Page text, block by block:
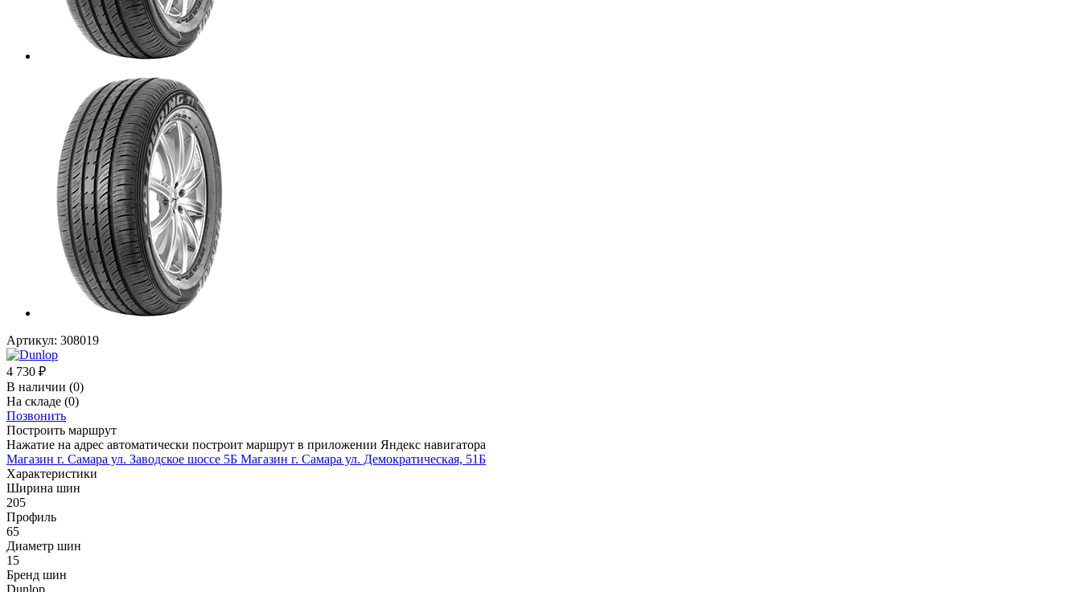
Артикул: 308019
4 730 ₽
В наличии (0)
На складе (0)
Позвонить
Построить маршрут
Нажатие на адрес автоматически построит маршрут в приложении Яндекс навигатора
Магазин г. Самара ул. Заводское шоссе 5Б Магазин г. Самара ул. Демократическая, 51Б
Характеристики
Ширина шин
205
Профиль
65
Диаметр шин
15
Бренд шин
Dunlop